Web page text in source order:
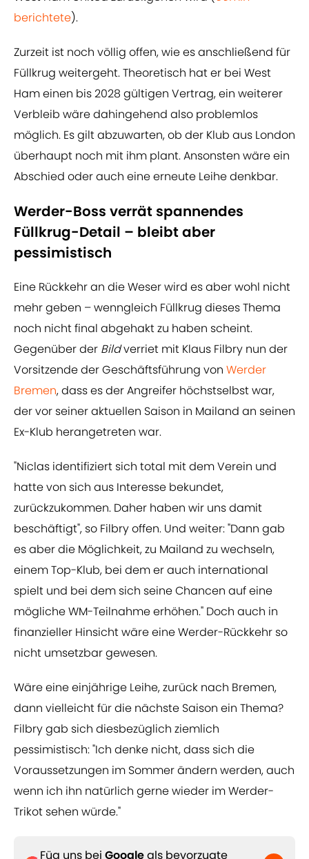
berichtete).
Zurzeit ist noch völlig offen, wie es anschließend für
Füllkrug weitergeht. Theoretisch hat er bei West
Ham einen bis 2028 gültigen Vertrag, ein weiterer
Verbleib wäre dahingehend also problemlos
möglich. Es gilt abzuwarten, ob der Klub aus London
überhaupt noch mit ihm plant. Ansonsten wäre ein
Abschied oder auch eine erneute Leihe denkbar.
Werder-Boss verrät spannendes
Füllkrug-Detail – bleibt aber
pessimistisch
Eine Rückkehr an die Weser wird es aber wohl nicht
mehr geben – wenngleich Füllkrug dieses Thema
noch nicht final abgehakt zu haben scheint.
Gegenüber der Bildverriet mit Klaus Filbry nun der
Vorsitzende der Geschäftsführung von Werder
Bremen, dass es der Angreifer höchstselbst war,
der vor seiner aktuellen Saison in Mailand an seinen
Ex-Klub herangetreten war.
"Niclas identifiziert sich total mit dem Verein und
hatte von sich aus Interesse bekundet,
zurückzukommen. Daher haben wir uns damit
beschäftigt", so Filbry offen. Und weiter: "Dann gab
es aber die Möglichkeit, zu Mailand zu wechseln,
einem Top-Klub, bei dem er auch international
spielt und bei dem sich seine Chancen auf eine
mögliche WM-Teilnahme erhöhen." Doch auch in
finanzieller Hinsicht wäre eine Werder-Rückkehr so
nicht umsetzbar gewesen.
Wäre eine einjährige Leihe, zurück nach Bremen,
dann vielleicht für die nächste Saison ein Thema?
Filbry gab sich diesbezüglich ziemlich
pessimistisch: "Ich denke nicht, dass sich die
Voraussetzungen im Sommer ändern werden, auch
wenn ich ihn natürlich gerne wieder im Werder-
Trikot sehen würde."
Füg uns bei Googleals bevorzugte